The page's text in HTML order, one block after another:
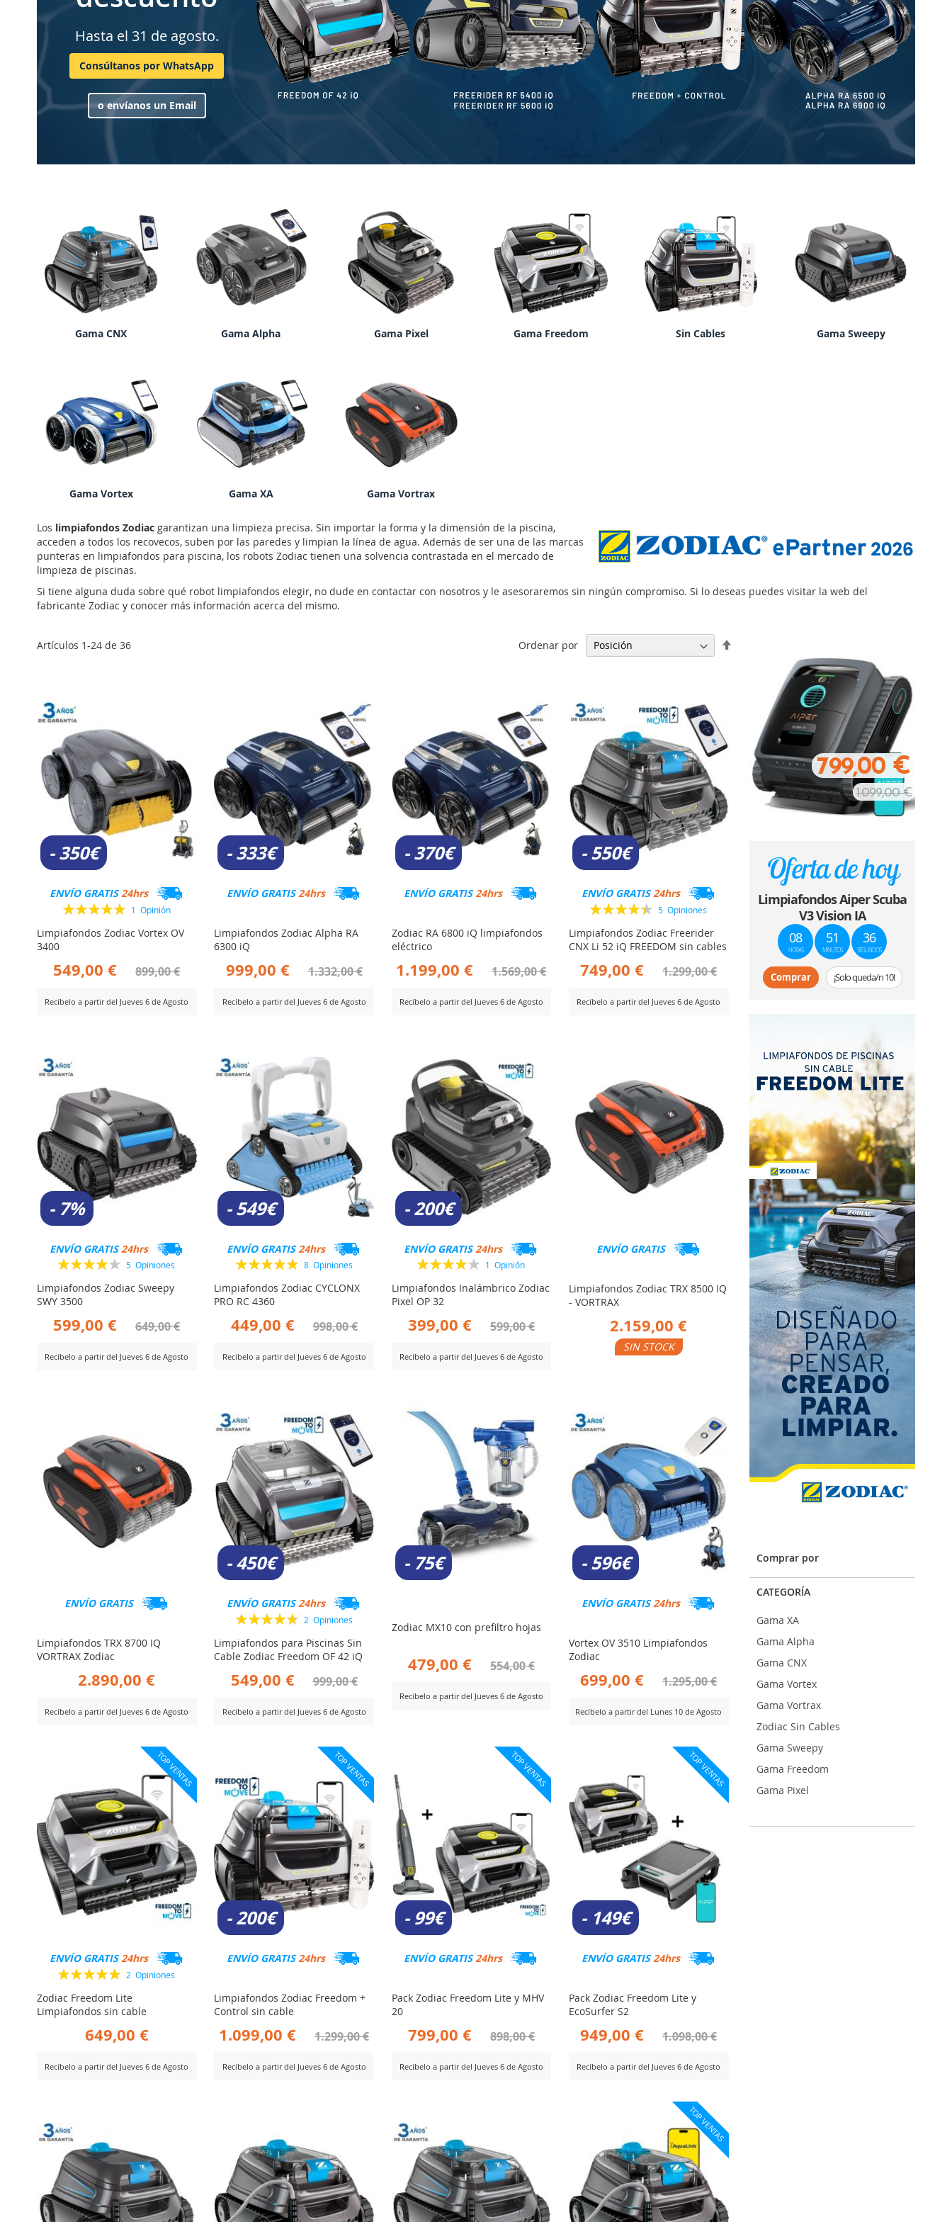
Hasta el 31 de agosto.
Consúltanos por WhatsApp
o envíanos un Email
Gama CNX Gama Alpha Gama Pixel Gama Freedom Sin Cables Gama Sweepy
Gama Vortex Gama XA Gama Vortrax
Los limpiafondos Zodiac garantizan una limpieza precisa. Sin importar la forma y la dimensión de la piscina,
acceden a todos los recovecos, suben por las paredes y limpian la línea de agua. Además de ser una de las marcas
punteras en limpiafondos para piscina, los robots Zodiac tienen una solvencia contrastada en el mercado de
limpieza de piscinas.
Si tiene alguna duda sobre qué robot limpiafondos elegir, no dude en contactar con nosotros y le asesoraremos sin ningún compromiso. Si lo deseas puedes visitar la web del
fabricante Zodiac y conocer más información acerca del mismo.
Artículos 1-24 de 36 Ordenar por
Descendente
- 350€
ENVÍO GRATIS24hrs
Valoración:
1 Opinión
Limpiafondos Zodiac Vortex OV
3400
549,00 € 899,00 €
Recíbelo a partir del Jueves 6 de Agosto
- 333€
ENVÍO GRATIS24hrs
Limpiafondos Zodiac Alpha RA
6300 iQ
999,00 € 1.332,00 €
Recíbelo a partir del Jueves 6 de Agosto
COMPARAR
- 370€
ENVÍO GRATIS24hrs
Zodiac RA 6800 iQ limpiafondos
eléctrico
1.199,00 € 1.569,00 €
Recíbelo a partir del Jueves 6 de Agosto
COMPARAR
- 550€
ENVÍO GRATIS24hrs
Valoración:
5Opiniones
Limpiafondos Zodiac Freerider
CNX Li 52 iQ FREEDOM sin cables
749,00 € 1.299,00 €
Recíbelo a partir del Jueves 6 de Agosto
COMPARAR
- 7%
ENVÍO GRATIS24hrs
Valoración:
5Opiniones
Limpiafondos Zodiac Sweepy
SWY 3500
599,00 € 649,00 €
Recíbelo a partir del Jueves 6 de Agosto
COMPARAR
- 549€
ENVÍO GRATIS24hrs
Valoración:
8 Opiniones
Limpiafondos Zodiac CYCLONX
PRO RC 4360
449,00 € 998,00 €
Recíbelo a partir del Jueves 6 de Agosto
COMPARAR
- 200€
ENVÍO GRATIS24hrs
Valoración:
1Opinión
Limpiafondos Inalámbrico Zodiac
Pixel OP 32
399,00 € 599,00 €
Recíbelo a partir del Jueves 6 de Agosto
COMPARAR
ENVÍO GRATIS
Limpiafondos Zodiac TRX 8500 IQ
- VORTRAX
2.159,00 €
SIN STOCK
ENVÍO GRATIS
Limpiafondos TRX 8700 IQ
VORTRAX Zodiac
2.890,00 €
Recíbelo a partir del Jueves 6 de Agosto
COMPARAR
- 450€
ENVÍO GRATIS24hrs
Valoración:
2 Opiniones
Limpiafondos para Piscinas Sin
Cable Zodiac Freedom OF 42 iQ
549,00 € 999,00 €
Recíbelo a partir del Jueves 6 de Agosto
COMPARAR
- 75€
Zodiac MX10 con prefiltro hojas
479,00 € 554,00 €
Recíbelo a partir del Jueves 6 de Agosto
- 596€
ENVÍO GRATIS24hrs
Vortex OV 3510 Limpiafondos
Zodiac
699,00 € 1.295,00 €
Recíbelo a partir del Lunes 10 de Agosto
COMPARAR
TOP VENTAS
ENVÍO GRATIS24hrs
Valoración:
2Opiniones
Zodiac Freedom Lite
Limpiafondos sin cable
649,00 €
Recíbelo a partir del Jueves 6 de Agosto
COMPARAR
TOP VENTAS
- 200€
ENVÍO GRATIS24hrs
Limpiafondos Zodiac Freedom +
Control sin cable
1.099,00 € 1.299,00 €
Recíbelo a partir del Jueves 6 de Agosto
COMPARAR
TOP VENTAS
- 99€
ENVÍO GRATIS24hrs
Pack Zodiac Freedom Lite y MHV
20
799,00 € 898,00 €
Recíbelo a partir del Jueves 6 de Agosto
COMPARAR
TOP VENTAS
- 149€
ENVÍO GRATIS24hrs
Pack Zodiac Freedom Lite y
EcoSurfer S2
949,00 € 1.098,00 €
Recíbelo a partir del Jueves 6 de Agosto
COMPARAR
TOP VENTAS
799,00 €
1.099,00 €
Oferta de hoy
Limpiafondos Aiper Scuba
V3 Vision IA
08
HORAS
51
MINUTOS
34
SEGUNDOS
Comprar ¡Solo queda/n 10!
Comprar por
CATEGORÍA
Gama XA
Gama Alpha
Gama CNX
Gama Vortex
Gama Vortrax
Zodiac Sin Cables
Gama Sweepy
Gama Freedom
Gama Pixel